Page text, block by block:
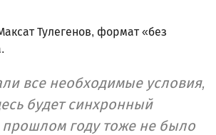
Тулегенов, формат «без
все необходимые условия,
будет синхронный
году тоже не было